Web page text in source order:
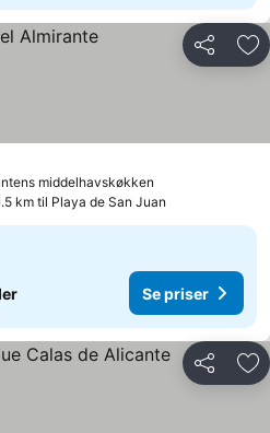
Del
middelhavskøkken
km til Playa de San Juan
Se priser
Del